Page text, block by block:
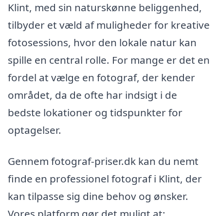
Klint, med sin naturskønne beliggenhed,
tilbyder et væld af muligheder for kreative
fotosessions, hvor den lokale natur kan
spille en central rolle. For mange er det en
fordel at vælge en fotograf, der kender
området, da de ofte har indsigt i de
bedste lokationer og tidspunkter for
optagelser.
Gennem fotograf-priser.dk kan du nemt
finde en professionel fotograf i Klint, der
kan tilpasse sig dine behov og ønsker.